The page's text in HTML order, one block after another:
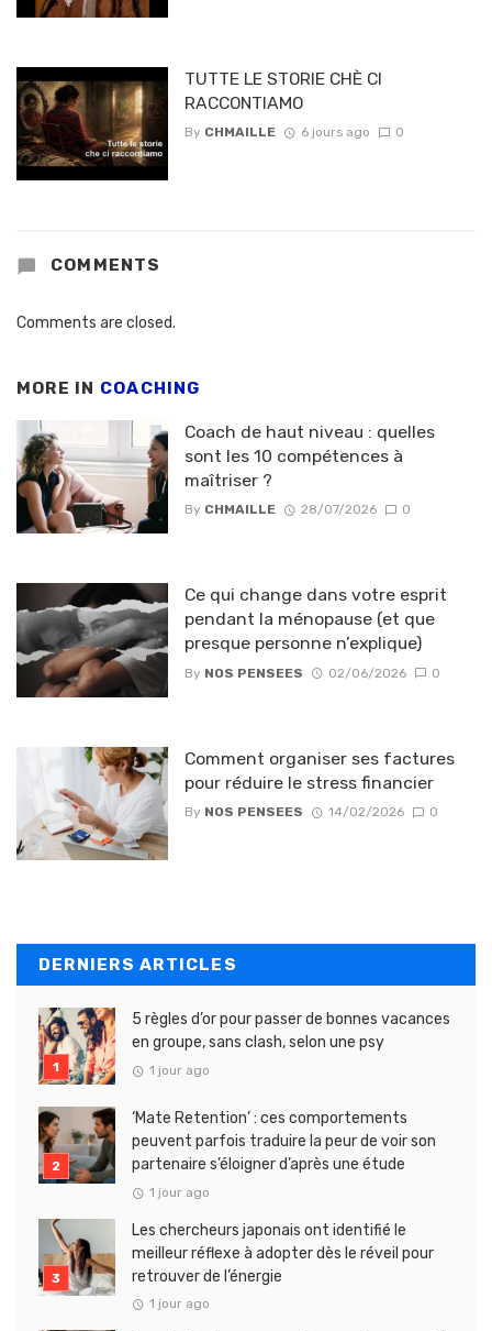
TUTTE LE STORIE CHÈ CI
RACCONTIAMO
By CHMAILLE 6 jours ago 0
COMMENTS
Comments are closed.
MORE IN COACHING
Coach de haut niveau : quelles
sont les 10 compétences à
maîtriser ?
By CHMAILLE 28/07/2026 0
Ce qui change dans votre esprit
pendant la ménopause (et que
presque personne n’explique)
By NOS PENSEES 02/06/2026 0
Comment organiser ses factures
pour réduire le stress financier
By NOS PENSEES 14/02/2026 0
DERNIERS ARTICLES
5 règles d’or pour passer de bonnes vacances
en groupe, sans clash, selon une psy
1 jour ago
‘Mate Retention’ : ces comportements
peuvent parfois traduire la peur de voir son
partenaire s’éloigner d’après une étude
1 jour ago
Les chercheurs japonais ont identifié le
meilleur réflexe à adopter dès le réveil pour
retrouver de l’énergie
1 jour ago